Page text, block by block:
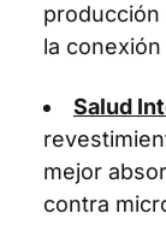
producción
la
Salud
mejor
contra